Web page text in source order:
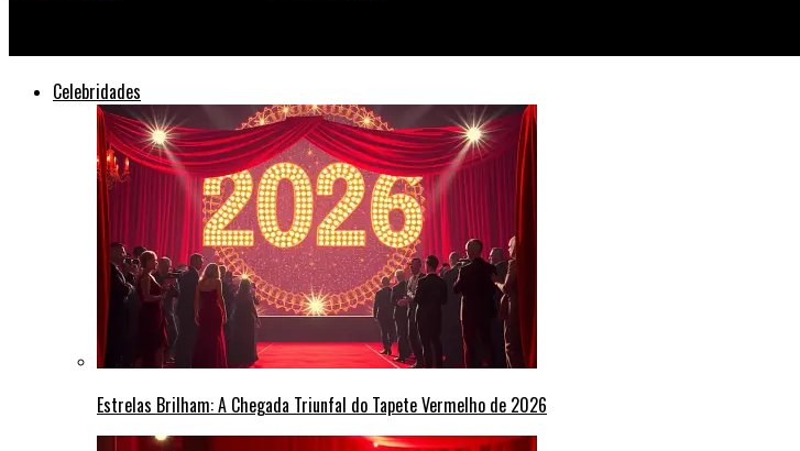
Celebridades
Estrelas Brilham: A Chegada Triunfal do Tapete Vermelho de 2026